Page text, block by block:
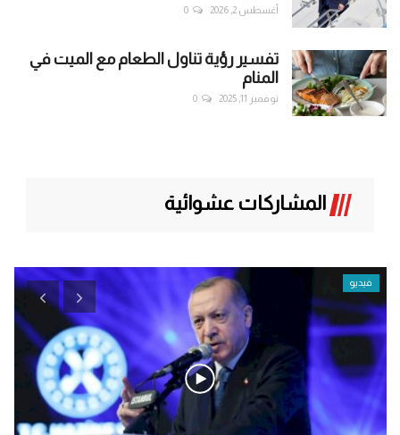
أغسطس 2, 2026 0
تفسير رؤية تناول الطعام مع الميت في
المنام
نوفمبر 11, 2025 0
المشاركات عشوائية
فيديو